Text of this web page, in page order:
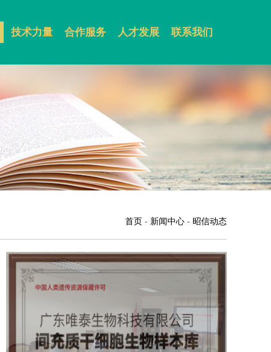
技术力量 合作服务 人才发展 联系我们
首页 - 新闻中心 - 昭信动态